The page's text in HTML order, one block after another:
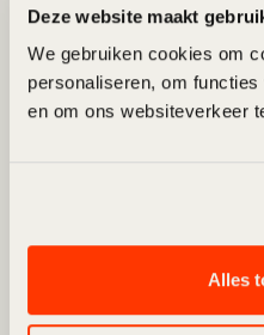
Deze website maakt
We gebruiken cookies om
personaliseren, om
en om ons websiteverkeer
Alles
GelreDome voor
stadionconcerten. Fans
naar Arnhem om hits
mee te zingen. Maar wie
Slinger App dé manier
gezelliger bij het
Download de